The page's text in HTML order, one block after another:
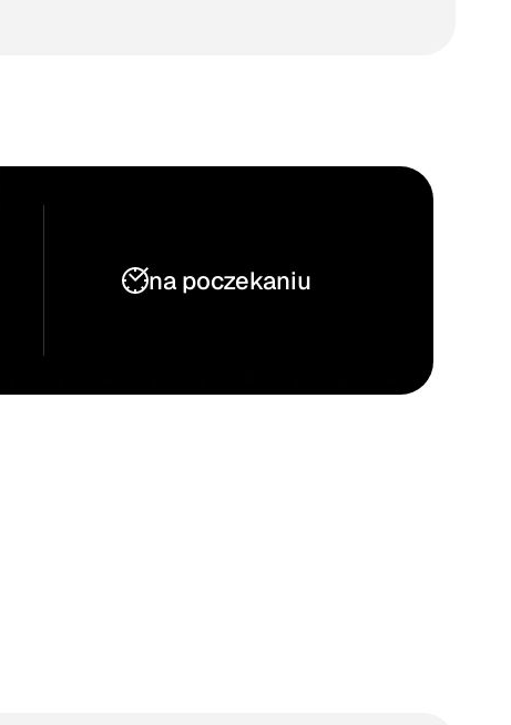
na poczekaniu